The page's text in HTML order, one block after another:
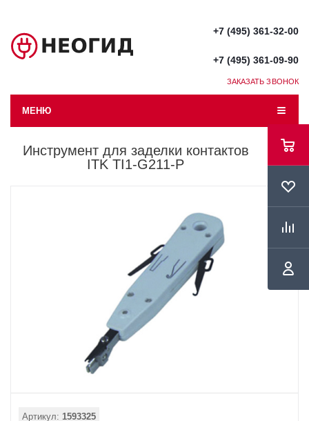
+7 (495) 361-32-00
+7 (495) 361-09-90
ЗАКАЗАТЬ ЗВОНОК
МЕНЮ
Инструмент для заделки контактов
ITK TI1-G211-P
Артикул: 1593325